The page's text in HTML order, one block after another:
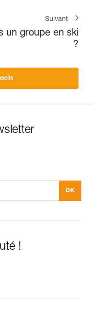
Suivant
un groupe en ski
?
!